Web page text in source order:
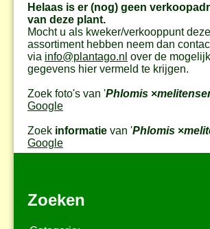
Helaas is er (nog) geen
van deze plant.
Mocht u als kweker/verkooppunt
assortiment hebben neem dan
via info@plantago.nl over de
gegevens hier vermeld te krijgen.
Zoek foto's van 'Phlomis ×
Google
Zoek informatie van 'Phlomis ×
Google
Zoeken